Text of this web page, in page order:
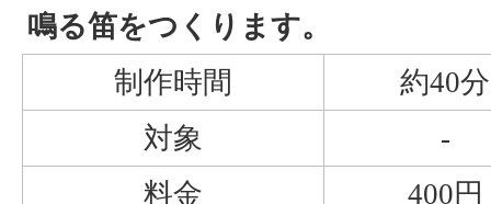
鳴る笛をつくります。
制作時間
約40分
対象
-
料金
400円